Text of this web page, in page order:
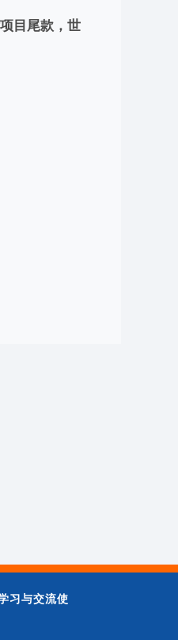
目尾款，世
习与交流使